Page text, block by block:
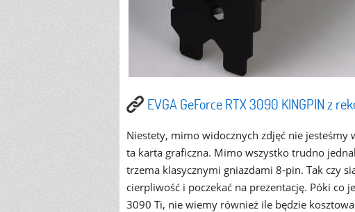
EVGA GeForce RTX 3090 KINGPIN z
Niestety, mimo widocznych zdjęć nie
ta karta graficzna. Mimo wszystko trudno
trzema klasycznymi gniazdami 8-pin. Tak czy
cierpliwość i poczekać na prezentację. Póki co
3090 Ti, nie wiemy również ile będzie